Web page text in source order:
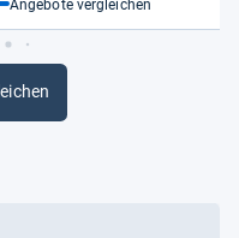
Angebote vergleichen